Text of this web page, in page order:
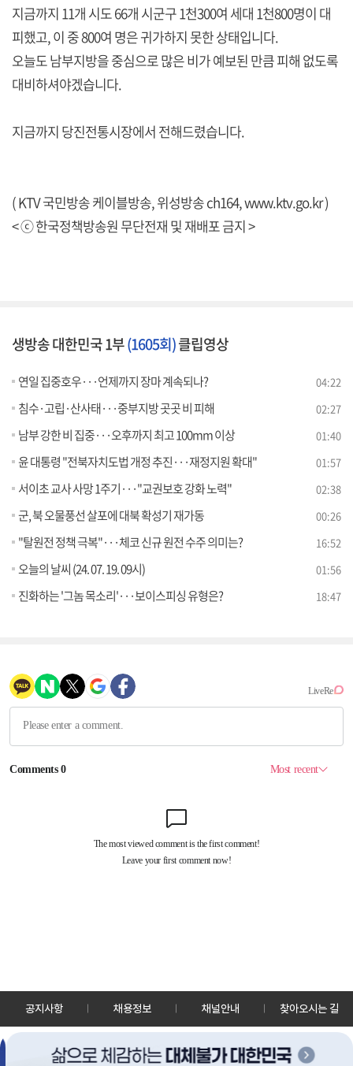
지금까지 11개 시도 66개 시군구 1천300여 세대 1천800명이 대
피했고, 이 중 800여 명은 귀가하지 못한 상태입니다.
오늘도 남부지방을 중심으로 많은 비가 예보된 만큼 피해 없도록
대비하셔야겠습니다.
지금까지 당진전통시장에서 전해드렸습니다.
( KTV 국민방송 케이블방송, 위성방송 ch164,www.ktv.go.kr)
< ⓒ 한국정책방송원 무단전재 및 재배포 금지 >
생방송 대한민국 1부(1605회)클립영상
연일 집중호우···언제까지 장마 계속되나? 04:22
침수·고립·산사태···중부지방 곳곳 비 피해 02:27
남부 강한 비 집중···오후까지 최고 100mm 이상 01:40
윤 대통령 "전북자치도법 개정 추진···재정지원 확대" 01:57
서이초 교사 사망 1주기···"교권보호 강화 노력" 02:38
군, 북 오물풍선 살포에 대북 확성기 재가동 00:26
"탈원전 정책 극복"···체코 신규 원전 수주 의미는? 16:52
오늘의 날씨 (24. 07. 19. 09시) 01:56
진화하는 '그놈 목소리'···보이스피싱 유형은? 18:47
공지사항 채용정보 채널안내 찾아오시는 길
30128 세종특별자치시 정부2청사로 13 한국정책방송원 KTV
TEL: 044-204-8000